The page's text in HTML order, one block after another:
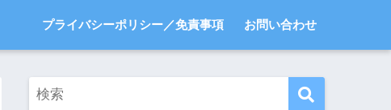
プライバシーポリシー／免責事項 お問い合わせ